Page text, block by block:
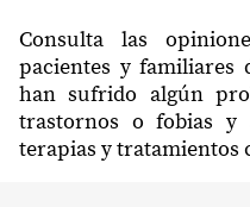
Consulta las
pacientes y familiares
han sufrido algún
trastornos o fobias y
terapias y tratamientos